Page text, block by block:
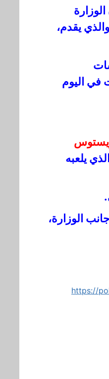
الوزارة
يقدم،
في اليوم
يلعبه
الوزارة،
https://